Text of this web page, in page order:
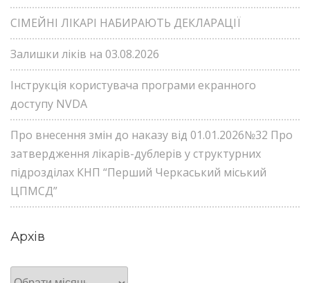
СІМЕЙНІ ЛІКАРІ НАБИРАЮТЬ ДЕКЛАРАЦІЇ
Залишки ліків на 03.08.2026
Інструкція користувача програми екранного
доступу NVDA
Про внесення змін до наказу від 01.01.2026№32 Про
затвердження лікарів-дублерів у структурних
підрозділах КНП “Перший Черкаський міський
ЦПМСД”
Архів
Архів